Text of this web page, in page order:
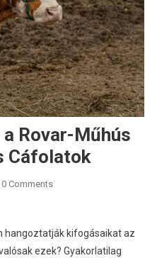
Rovar-Műhús
Cáfolatok
0 Comments
hangoztatják kifogásaikat az
ezek? Gyakorlatilag